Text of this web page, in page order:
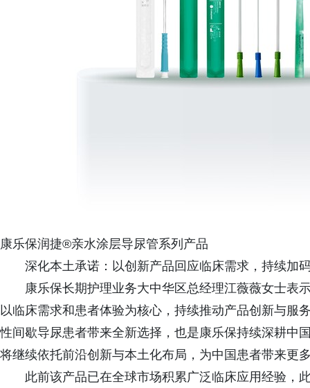
康乐保润捷®亲水涂层导尿管系列产品
深化本土承诺：以创新产品回应临床需求，持续加
康乐保长期护理业务大中华区总经理江薇薇女士表
以临床需求和患者体验为核心，持续推动产品创新与服
性间歇导尿患者带来全新选择，也是康乐保持续深耕中
将继续依托前沿创新与本土化布局，为中国患者带来更
此前该产品已在全球市场积累广泛临床应用经验，